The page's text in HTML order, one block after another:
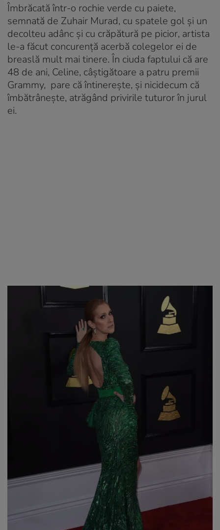
Îmbrăcată într-o rochie verde cu paiete,
semnată de Zuhair Murad, cu spatele gol și un
decolteu adânc și cu crăpătură pe picior, artista
le-a făcut concurență acerbă colegelor ei de
breaslă mult mai tinere. În ciuda faptului că are
48 de ani, Celine, câștigătoare a patru premii
Grammy, pare că întinerește, și nicidecum că
îmbătrânește, atrăgând privirile tuturor în jurul
ei.